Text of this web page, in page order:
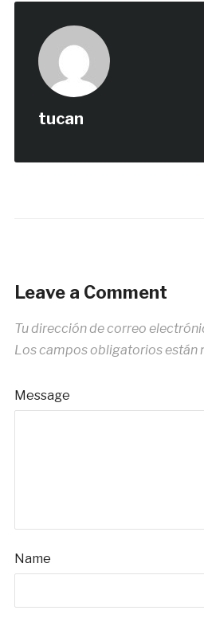
tucan
Leave a Comment
Tu dirección de correo
Los campos obligatorios están
Message
Name